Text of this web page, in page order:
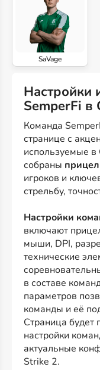
SaVage
Настройки и конфиги команды
SemperFi в
Команда
странице с
используемые
собраны
игроков и
стрельбу,
Настройки
включают
мыши, DPI,
технические
в составе
параметров
команды и её
Страница будет
настройки
актуальные
Strike 2.